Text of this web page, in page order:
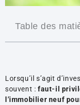
Table des
Lorsqu’il s’agit
souvent : faut-il
l’immobilier neuf